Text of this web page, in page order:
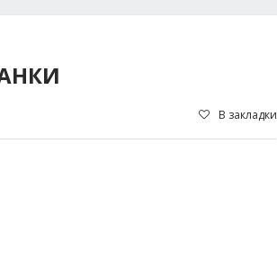
В закладки